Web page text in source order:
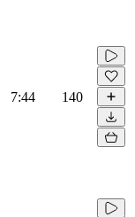
7:44 140